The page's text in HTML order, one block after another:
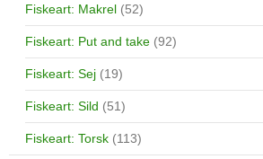
Fiskeart: Makrel (52)
Fiskeart: Put and take (92)
Fiskeart: Sej (19)
Fiskeart: Sild (51)
Fiskeart: Torsk (113)